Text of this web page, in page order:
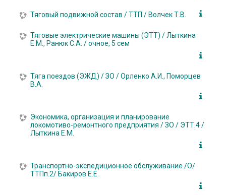
Тяговый подвижной состав / ТТП / Волчек Т.В.
Тяговые электрические машины (ЭТТ) / Лыткина
Е.М., Ранюк С.А. / очное, 5 сем
Тяга поездов (ЭЖД) / ЗО / Орленко А.И., Поморцев
В.А.
Экономика, организация и планирование
локомотиво-ремонтного предприятия / ЗО / ЭТТ.4 /
Лыткина Е.М.
Транспортно-экспедиционное обслуживание /О/
ТТПп.2/ Бакиров Е.Е.